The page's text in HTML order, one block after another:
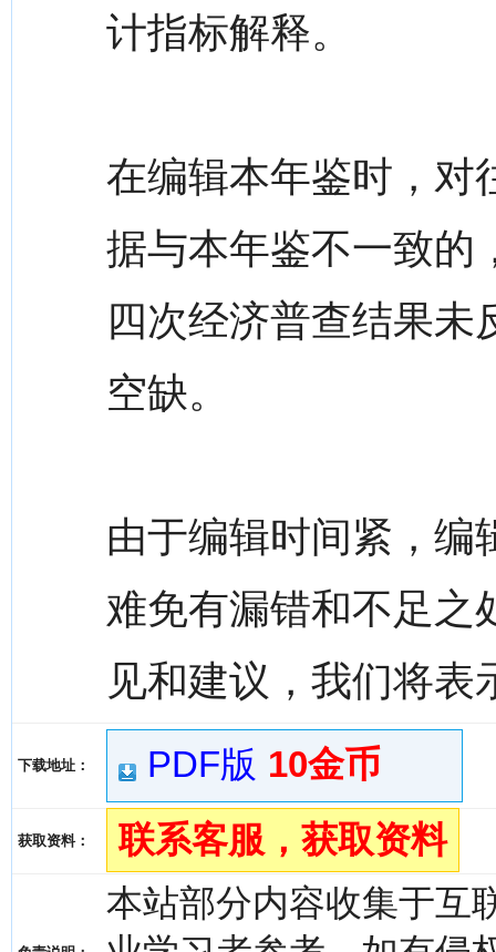
计指标解释。
在编辑本年鉴时，对
据与本年鉴不一致的
四次经济普查结果
空缺。
由于编辑时间紧，编
难免有漏错和不足之
见和建议，我们将表
下载地址： PDF版 10金币
获取资料： 联系客服，获取资料
本站部分内容收集于互